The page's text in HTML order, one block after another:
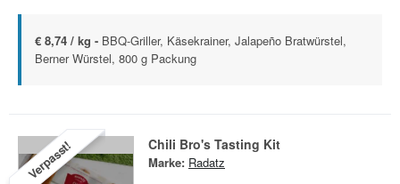
€ 8,74 / kg - BBQ-Griller, Käsekrainer, Jalapeño Bratwürstel,
Berner Würstel, 800 g Packung
Verpasst! Chili Bro's Tasting Kit
Marke: Radatz